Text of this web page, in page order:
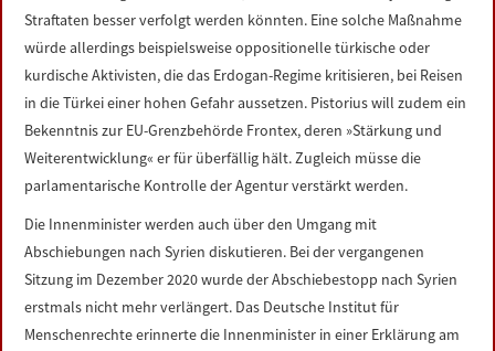
Straftaten besser verfolgt werden könnten. Eine solche Maßnahme
würde allerdings beispielsweise oppositionelle türkische oder
kurdische Aktivisten, die das Erdogan-Regime kritisieren, bei Reisen
in die Türkei einer hohen Gefahr aussetzen. Pistorius will zudem ein
Bekenntnis zur EU-Grenzbehörde Frontex, deren »Stärkung und
Weiterentwicklung« er für überfällig hält. Zugleich müsse die
parlamentarische Kontrolle der Agentur verstärkt werden.
Die Innenminister werden auch über den Umgang mit
Abschiebungen nach Syrien diskutieren. Bei der vergangenen
Sitzung im Dezember 2020 wurde der Abschiebestopp nach Syrien
erstmals nicht mehr verlängert. Das Deutsche Institut für
Menschenrechte erinnerte die Innenminister in einer Erklärung am